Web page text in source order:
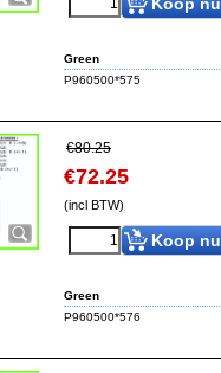
Green
P960500*575
€80.25
€72.25
(incl BTW)
Koop nu
Green
P960500*576